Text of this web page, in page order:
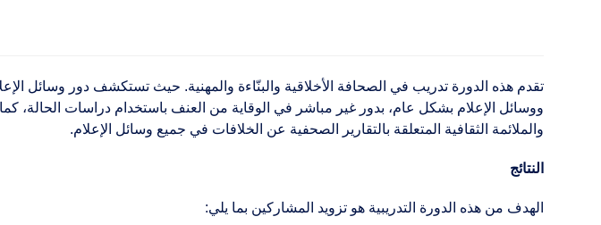
تقدم هذه الدورة تدريب في الصحافة الأخلاقية والبنّاءة والمهنية. حيث تستكشف دور وسائل
ووسائل الإعلام بشكل عام، بدور غير مباشر في الوقاية من العنف باستخدام دراسات الحالة،
والملائمة الثقافية المتعلقة بالتقارير الصحفية عن الخلافات في جميع وسائل الإعلام.
النتائج
لهدف من هذه الدورة التدريبية هو تزويد المشاركين بما يلي: